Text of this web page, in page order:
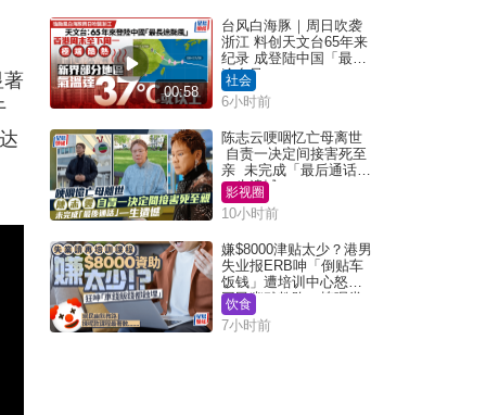
著
00:58
台风白海豚｜周日吹袭
浙江 料创天文台65年来
纪录 成登陆中国「最长
途台风」
社会
6小时前
陈志云哽咽忆亡母离世
自责一决定间接害死至
亲 未完成「最后通话」
一生遗憾
影视圈
10小时前
嫌$8000津贴太少？港男
失业报ERB呻「倒贴车
饭钱」遭培训中心怒轰
网民幽默教路：拣呢类
课程唔会蚀...
饮食
7小时前